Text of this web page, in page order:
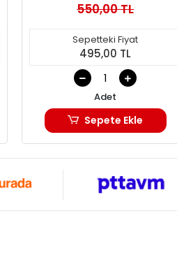
550,00 TL
Sepetteki Fiyat
495,00 TL
Adet
Sepete Ekle